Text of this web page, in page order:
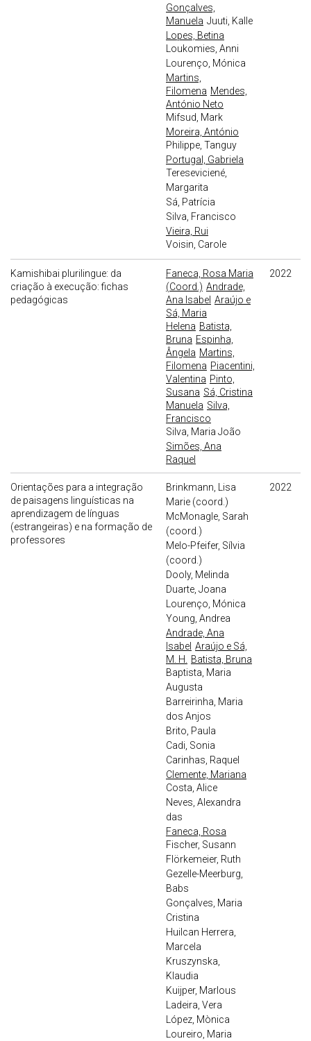
Gonçalves,
Manuela Juuti, Kalle
Lopes, Betina
Loukomies, Anni
Lourenço, Mónica
Martins,
Filomena Mendes,
António Neto
Mifsud, Mark
Moreira, António
Philippe, Tanguy
Portugal, Gabriela
Tereseviciené,
Margarita
Sá, Patrícia
Silva, Francisco
Vieira, Rui
Voisin, Carole
Kamishibai plurilingue: da
criação à execução: fichas
pedagógicas
Faneca, Rosa Maria
(Coord.) Andrade,
Ana Isabel Araújo e
Sá, Maria
Helena Batista,
Bruna Espinha,
Ângela Martins,
Filomena Piacentini,
Valentina Pinto,
Susana Sá, Cristina
Manuela Silva,
Francisco
Silva, Maria João
Simões, Ana
Raquel
2022
Orientações para a integração
de paisagens linguísticas na
aprendizagem de línguas
(estrangeiras) e na formação de
professores
Brinkmann, Lisa
Marie (coord.)
McMonagle, Sarah
(coord.)
Melo-Pfeifer, Sílvia
(coord.)
Dooly, Melinda
Duarte, Joana
Lourenço, Mónica
Young, Andrea
Andrade, Ana
Isabel Araújo e Sá,
M. H.
Batista, Bruna
Baptista, Maria
Augusta
Barreirinha, Maria
dos Anjos
Brito, Paula
Cadi, Sonia
Carinhas, Raquel
Clemente, Mariana
Costa, Alice
Neves, Alexandra
das
Faneca, Rosa
Fischer, Susann
Flörkemeier, Ruth
Gezelle-Meerburg,
Babs
Gonçalves, Maria
Cristina
Huilcan Herrera,
Marcela
Kruszynska,
Klaudia
Kuijper, Marlous
Ladeira, Vera
López, Mònica
Loureiro, Maria
2022